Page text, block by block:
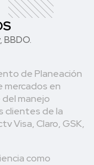
BBDO.
de Planeación
mercados en
manejo
clientes de la
Visa, Claro, GSK,
como